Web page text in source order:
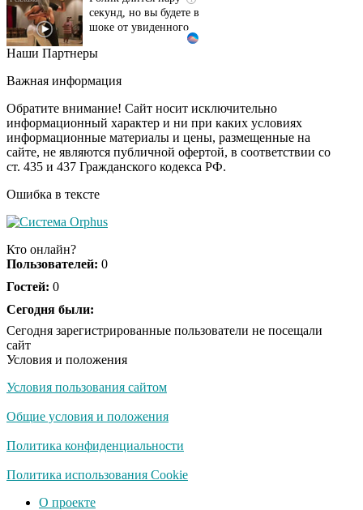
шоке от увиденного
Ролик из Омска: вы
i
Королева вагона
отожгла! Видео не
оставит равнодушным
Наши Партнеры
Важная информация
Обратите внимание! Сайт носит исключительно
информационный характер и ни при каких условиях
информационные материалы и цены, размещенные на
сайте, не являются публичной офертой, в соответствии со
ст. 435 и 437 Гражданского кодекса РФ.
Ошибка в тексте
Кто онлайн?
Пользователей: 0
Гостей: 0
Сегодня были:
Сегодня зарегистрированные пользователи не посещали
сайт
Условия и положения
Условия пользования сайтом
Общие условия и положения
Политика конфиденциальности
Политика использования Cookie
О проекте